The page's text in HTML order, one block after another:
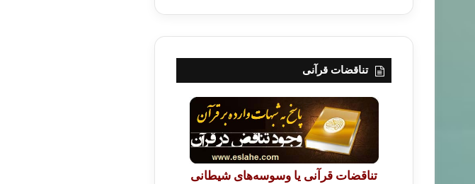
تناقضات قرآنی
تناقضات قرآنی یا وسوسه‌های شیطانی